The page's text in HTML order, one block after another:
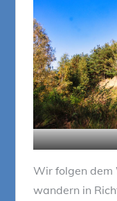
Wir folgen dem
wandern in